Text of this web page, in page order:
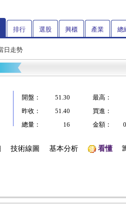
排行 選股 興櫃 產業 總
日走勢
開盤： 51.30
最高：
昨收：
51.40
買進：
總量：
16 金額：
技術線圖 基本分析 看懂